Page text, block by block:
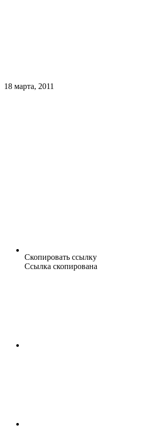
18 марта, 2011
Скопировать ссылку
Ссылка скопирована